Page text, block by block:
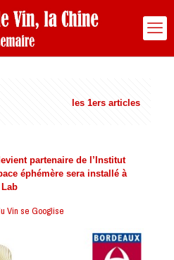
les 1ers articles
partenaire de l’Institut
éphémère sera installé à
Vin se Googlise